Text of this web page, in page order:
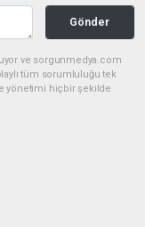
Gönder
ve sorgunmedya.com
tüm sorumluluğu tek
yönetimi hiçbir şekilde